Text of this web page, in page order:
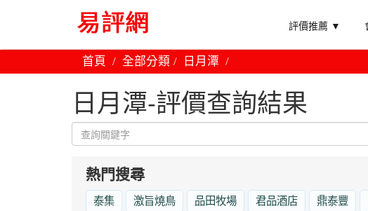
評價推薦 ▼
首頁 全部分類 日月潭
日月潭-評價查詢結果
熱門搜尋
泰集 激旨燒鳥 品田牧場 君品酒店 鼎泰豐